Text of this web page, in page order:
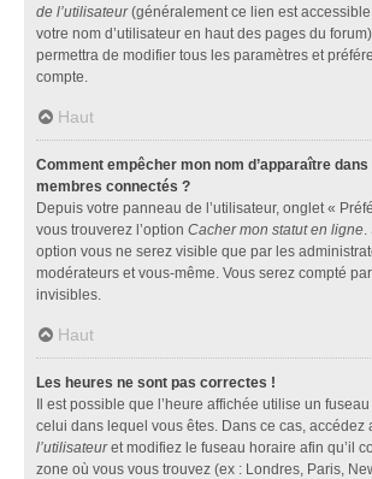
de l’utilisateur(généralement ce lien est
votre nom d’utilisateur en haut des pages du
permettra de modifier tous les paramètres et
compte.
Haut
Comment empêcher mon nom d’apparaître
membres connectés ?
Depuis votre panneau de l’utilisateur, onglet «
vous trouverez l’option Cacher mon statut en ligne.
option vous ne serez visible que par les
modérateurs et vous-même. Vous serez compté
invisibles.
Haut
Les heures ne sont pas correctes !
Il est possible que l’heure affichée utilise un
celui dans lequel vous êtes. Dans ce cas, accédez
l’utilisateuret modifiez le fuseau horaire afin qu’il
zone où vous vous trouvez (ex : Londres, Paris,